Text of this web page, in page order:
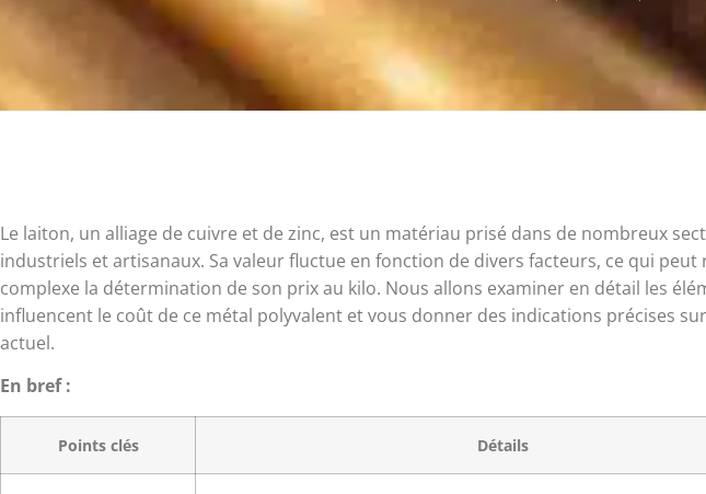
Le laiton, un alliage de cuivre et de zinc, est un matériau prisé dans de nombreux
industriels et artisanaux. Sa valeur fluctue en fonction de divers facteurs, ce qui peut
complexe la détermination de son prix au kilo. Nous allons examiner en détail les
influencent le coût de ce métal polyvalent et vous donner des indications précises
actuel.
En bref :
Points clés Détails